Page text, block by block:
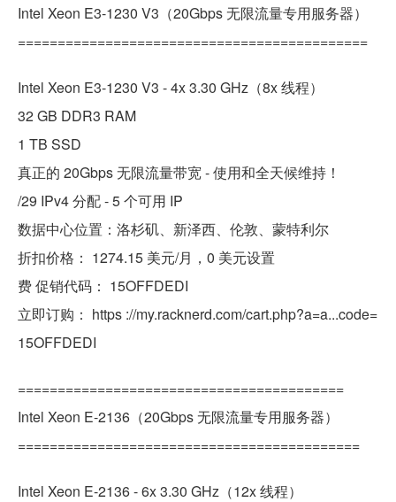
Intel Xeon E3-1230 V3（20Gbps 无限流量专用服务器）
============================================
Intel Xeon E3-1230 V3 - 4x 3.30 GHz（8x 线程）
32 GB DDR3 RAM
1 TB SSD
真正的 20Gbps 无限流量带宽 - 使用和全天候维持！
/29 IPv4 分配 - 5 个可用 IP
数据中心位置：洛杉矶、新泽西、伦敦、蒙特利尔
折扣价格： 1274.15 美元/月，0 美元设置
费 促销代码： 15OFFDEDI
立即订购： https ://my.racknerd.com/cart.php?a=a...code=
15OFFDEDI
=========================================
Intel Xeon E-2136（20Gbps 无限流量专用服务器）
===========================================
Intel Xeon E-2136 - 6x 3.30 GHz（12x 线程）